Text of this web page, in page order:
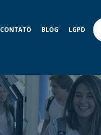
CONTATO BLOG LGPD